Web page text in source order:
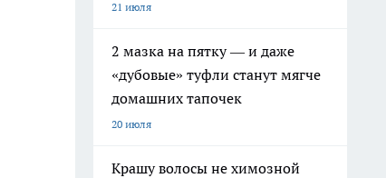
21 июля
2 мазка на пятку — и даже
«дубовые» туфли станут мягче
домашних тапочек
20 июля
Крашу волосы не химозной